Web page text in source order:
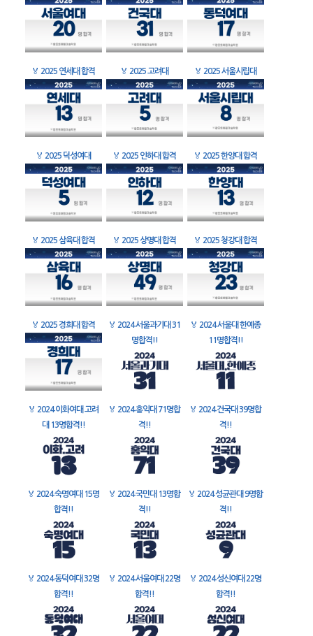
🏅 2025 연세대 합격 🏅 2025 고려대 🏅 2025 서울시립대
🏅 2025 덕성여대 🏅 2025 인하대 합격 🏅 2025 한양대 합격
🏅 2025 삼육대 합격 🏅 2025 상명대 합격 🏅 2025 청강대 합격
🏅 2025 경희대 합격 🏅 2024 서울과기대 31
명합격!!
🏅 2024 서울대 한예종
11명합격!!
🏅 2024 이화여대 고려
대 13명합격!!
🏅 2024 홍익대 71명합
격!!
🏅 2024 건국대 39명합
격!!
🏅 2024 숙명여대 15명
합격!!
🏅 2024 국민대 13명합
격!!
🏅 2024 성균관대 9명합
격!!
🏅 2024 동덕여대 32명
합격!!
🏅 2024 서울여대 22명
합격!!
🏅 2024 성신여대 22명
합격!!